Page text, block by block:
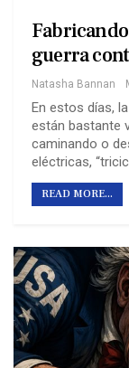
guerra
Natasha Bannan
En estos días,
están bastante
caminando o
eléctricas,
READ MORE...